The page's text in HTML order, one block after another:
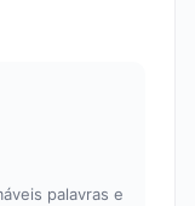
palavras e